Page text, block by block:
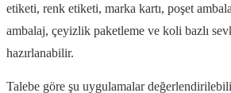
etiketi, renk etiketi, marka kartı, poşet
ambalaj, çeyizlik paketleme ve koli bazlı
hazırlanabilir.
Talebe göre şu uygulamalar